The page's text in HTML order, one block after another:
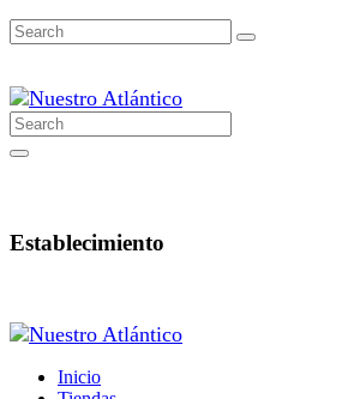
Establecimiento
Inicio